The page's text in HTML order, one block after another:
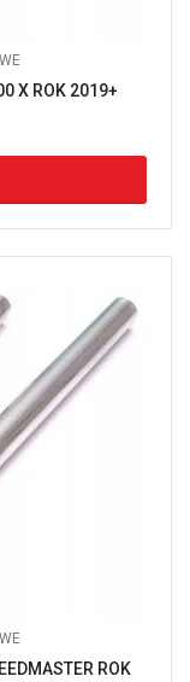
X ROK 2019+
ROK